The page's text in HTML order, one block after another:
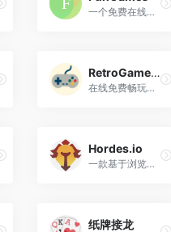
一个免费在线游戏平台，致力于为全球玩家提供高质量、流畅的浏览器游戏体验，汇集了海量的休闲益智、策略塔防、射击游戏等多种类型的网页游戏，让玩家无需下载即可在网页上直接畅玩。
RetroGamesNexus
在线免费畅玩红白机(FC)、超任(SFC)、世嘉(MD)、Neo Geo、GB、GBA、N64、PS1/PSX和街机等模拟器怀旧复古游戏！免费在线游玩，或免费下载复古游戏ROMs
Hordes.io
一款基于浏览器的 3D 大型多人在线角色扮演游戏，游戏采用像素化的方块风格画面，玩家通过键盘移动角色，鼠标控制视角与目标，技能键 1‑4（可自行绑定）释放职业专属技能。
纸牌接龙